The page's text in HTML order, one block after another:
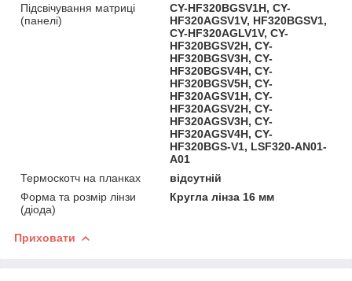
Підсвічування матриці
(панелі)
CY-HF320BGSV1H, CY-
HF320AGSV1V, HF320BGSV1,
CY-HF320AGLV1V, CY-
HF320BGSV2H, CY-
HF320BGSV3H, CY-
HF320BGSV4H, CY-
HF320BGSV5H, CY-
HF320AGSV1H, CY-
HF320AGSV2H, CY-
HF320AGSV3H, CY-
HF320AGSV4H, CY-
HF320BGS-V1, LSF320-AN01-
A01
Термоскотч на планках
відсутній
Форма та розмір лінзи
(діода)
Кругла лінза 16 мм
Приховати